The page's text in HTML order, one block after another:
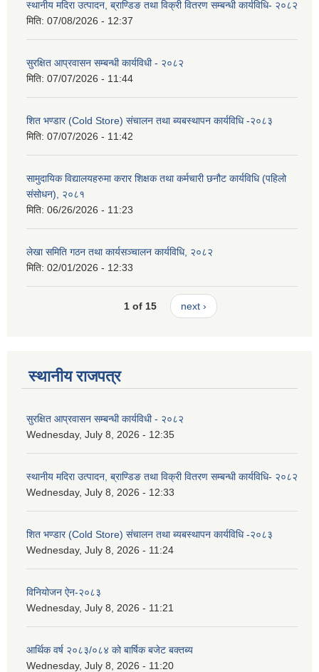
स्थानीय मदिरा उत्पादन, ब्राण्डिङ तथा विक्री वितरण सम्बन्धी कार्यविधि- २०८२
मिति: 07/08/2026 - 12:37
सुरक्षित आप्रवासन सम्बन्धी कार्यविधी - २०८२
मिति: 07/07/2026 - 11:44
शित भण्डार (Cold Store) संचालन तथा ब्यबस्थापन कार्यविधि -२०८३
मिति: 07/07/2026 - 11:42
सामुदायिक विद्यालयहरुमा करार शिक्षक तथा कर्मचारी छनौट कार्यविधि (पहिलो
संसोधन), २०८१
मिति: 06/26/2026 - 11:23
लेखा समिति गठन तथा कार्यसञ्चालन कार्यविधि, २०८२
मिति: 02/01/2026 - 12:33
1 of 15 next ›
स्थानीय राजपत्र
सुरक्षित आप्रवासन सम्बन्धी कार्यविधी - २०८२
Wednesday, July 8, 2026 - 12:35
स्थानीय मदिरा उत्पादन, ब्राण्डिङ तथा विक्री वितरण सम्बन्धी कार्यविधि- २०८२
Wednesday, July 8, 2026 - 12:33
शित भण्डार (Cold Store) संचालन तथा ब्यबस्थापन कार्यविधि -२०८३
Wednesday, July 8, 2026 - 11:24
विनियोजन ऐन-२०८३
Wednesday, July 8, 2026 - 11:21
आर्थिक वर्ष २०८३/०८४ को बार्षिक बजेट बक्तब्य
Wednesday, July 8, 2026 - 11:20